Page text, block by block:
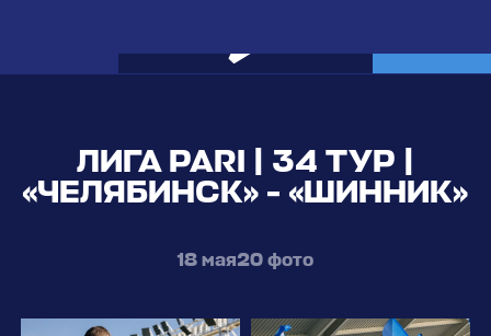
ЛИГА PARI | 34 ТУР |
«ЧЕЛЯБИНСК» - «ШИННИК»
18 мая20 фото